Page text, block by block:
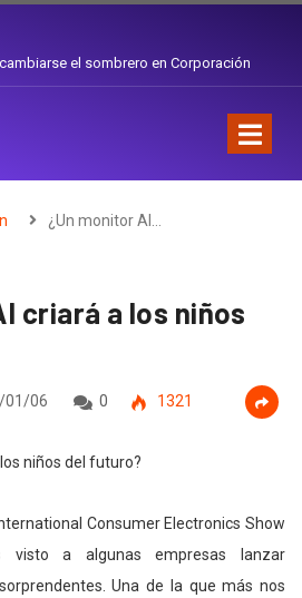
el sombrero en Corporación
¿Un monitor AI…
criará a los niños
01/06 0 1321
Consumer Electronics Show
visto a algunas empresas lanzar
Una de la que más nos